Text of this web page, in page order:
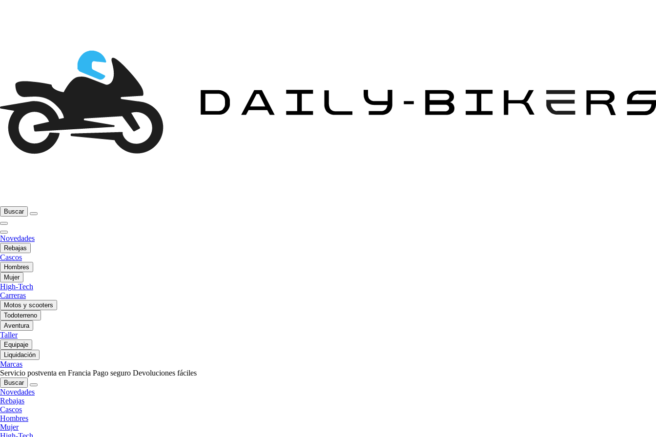
Buscar
Novedades
Rebajas
Cascos
Hombres
Mujer
High-Tech
Carreras
Motos y scooters
Todoterreno
Aventura
Taller
Equipaje
Liquidación
Marcas
Servicio postventa en Francia Pago seguro Devoluciones fáciles
Buscar
Novedades
Rebajas
Cascos
Hombres
Mujer